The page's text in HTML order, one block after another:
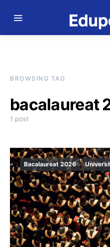
BROWSING TAG
bacalaureat
1 post
Bacalaureat 2026